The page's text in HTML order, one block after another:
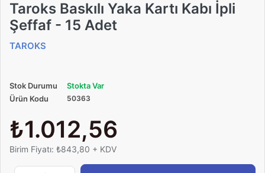
Taroks Baskılı Yaka Kartı Kabı İpli
Şeffaf - 15 Adet
TAROKS
Stok Durumu
Stokta Var
Ürün Kodu
50363
₺1.012,56
Birim Fiyatı: ₺843,80 + KDV